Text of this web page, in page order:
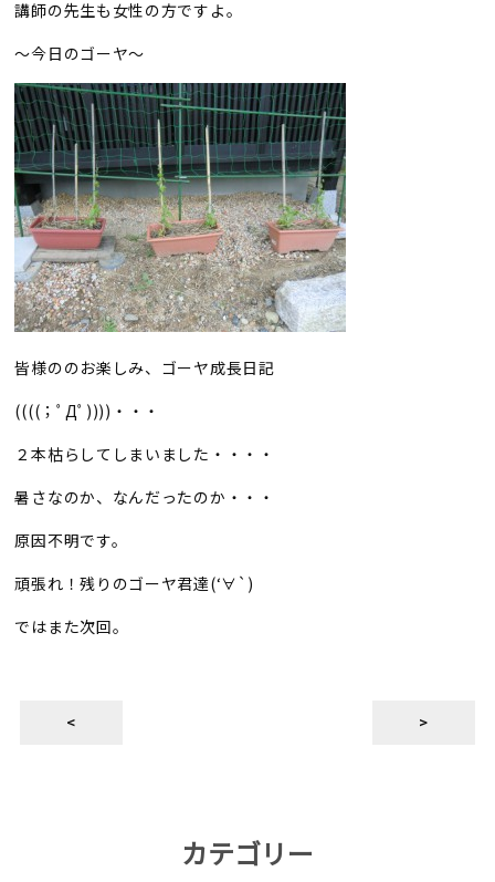
講師の先生も女性の方ですよ。
〜今日のゴーヤ〜
皆様ののお楽しみ、ゴーヤ成長日記
((((；ﾟДﾟ))))・・・
２本枯らしてしまいました・・・・
暑さなのか、なんだったのか・・・
原因不明です。
頑張れ！残りのゴーヤ君達(‘∀`)
ではまた次回。
< >
カテゴリー